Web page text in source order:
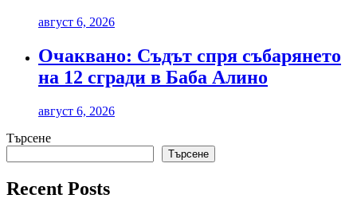
август 6, 2026
Очаквано: Съдът спря събарянето
на 12 сгради в Баба Алино
август 6, 2026
Търсене
Търсене
Recent Posts